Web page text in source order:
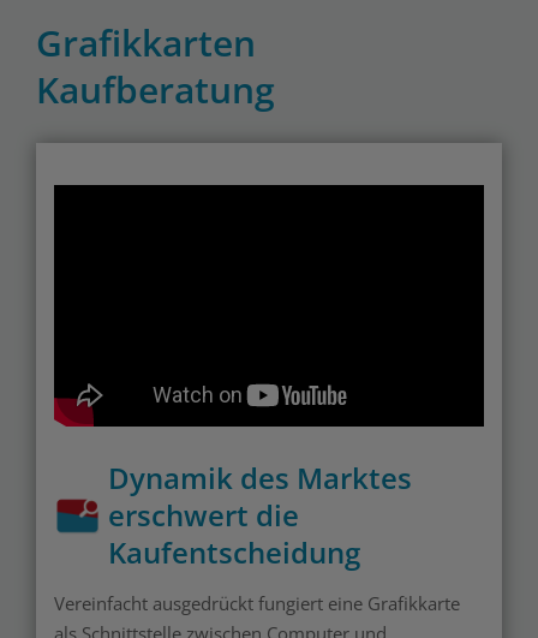
Grafikkarten
Kaufberatung
Dynamik des Marktes
erschwert die
Kaufentscheidung
Vereinfacht ausgedrückt fungiert eine Grafikkarte